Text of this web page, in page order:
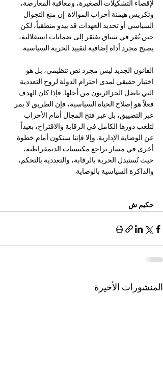
لإقصاء التشكيلات الصغيرة، ومعاقبة المعارضة،
وتكريس هيمنة أحزاب الموالاة. إن منع التجوال
السياسي أو تحديد العهدات قد يبدو منطقياً، لكن
حين يُقر في سياق يفتقر إلى ضمانات استقلالية،
يصبح مجرد أداة إضافية لتقييد الحرية السياسية.
القانون الجديد ليس مجرد نص تنظيمي، بل هو
اختبار حقيقي لمدى احترام الدولة لروح التعددية
التي ناضل الجزائريون من أجلها. فإذا كان الهدف
فعلاً هو إصلاح الحياة السياسية، فإن الطريق لا يمر
عبر التضييق، بل عبر فتح المجال أمام الأحزاب
لتلعب دورها الكامل في الرقابة والاقتراح، بعيداً
عن الوصاية الإدارية. وإلا فإننا سنكون أمام خطوة
أخرى في مسار تراجع مكتسبات الديمقراطية،
حيث تُستبدل الحرية بالرقابة، والتعددية بالتحكم،
والذاكرة السياسية بالوصاية.
حكيم ش
المنشورات الأخيرة